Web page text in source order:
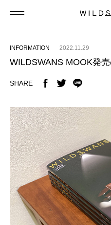
INFORMATION 2022.11.29
WILDSWANS MOOK発
SHARE